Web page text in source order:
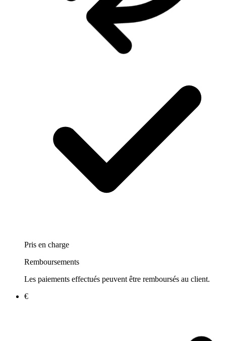
Pris en charge
Remboursements
Les paiements effectués peuvent être remboursés au client.
€